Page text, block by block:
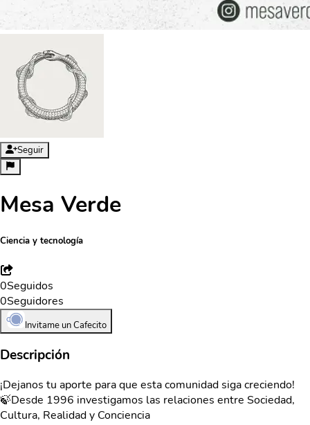
Seguir
Mesa Verde
Ciencia y tecnología
0Seguidos
0Seguidores
Invitame un Cafecito
Descripción
¡Dejanos tu aporte para que esta comunidad siga creciendo!
🍃Desde 1996 investigamos las relaciones entre Sociedad,
Cultura, Realidad y Conciencia